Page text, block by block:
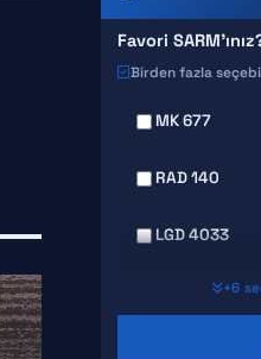
Favori
Birden fazla
MK 677
RAD 140
LGD 4033
MK 2866 +6